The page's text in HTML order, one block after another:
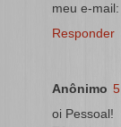
meu e-
Responder
Anônimo
oi Pessoal!